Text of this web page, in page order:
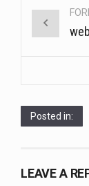
navigation
Posted in:
LEAVE A